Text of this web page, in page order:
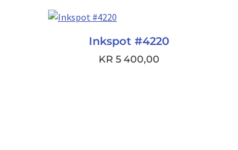
Inkspot #4220
KR 5 400,00